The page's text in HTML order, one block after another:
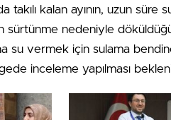
takılı kalan ayının, uzun süre
sürtünme nedeniyle
su vermek için sulama
inceleme yapılması